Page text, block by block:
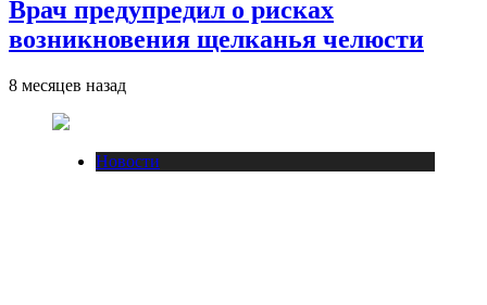
Врач предупредил о рисках
возникновения щелканья челюсти
8 месяцев назад
Новости